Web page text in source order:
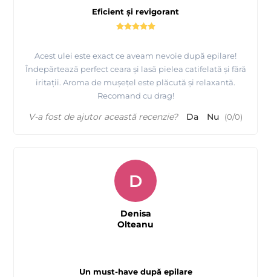
Eficient și revigorant
Acest ulei este exact ce aveam nevoie după epilare!
Îndepărtează perfect ceara și lasă pielea catifelată și fără
iritații. Aroma de mușețel este plăcută și relaxantă.
Recomand cu drag!
V-a fost de ajutor această recenzie? Da Nu (0/0)
Un must-have după epilare
D
Denisa
Olteanu